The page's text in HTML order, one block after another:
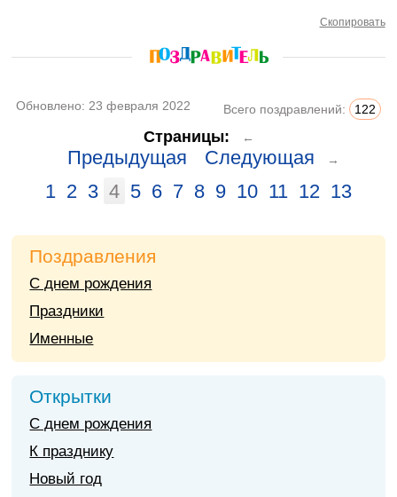
Скопировать
Обновлено: 23 февраля 2022 Всего поздравлений: 122
Страницы: ←
Предыдущая Следующая →
1 2 3 4 5 6 7 8 9 10 11 12 13
Поздравления
С днем рождения
Праздники
Именные
Открытки
С днем рождения
К празднику
Новый год